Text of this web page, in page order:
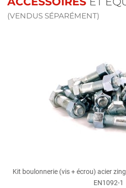
(VENDUS SÉPARÉMENT)
Kit boulonnerie (vis + écrou) acier
EN1092-1